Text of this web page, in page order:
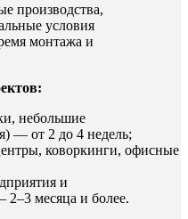
производства,
условия
монтажа и
небольшие
— от 2 до 4 недель;
коворкинги, офисные
и
месяца и более.